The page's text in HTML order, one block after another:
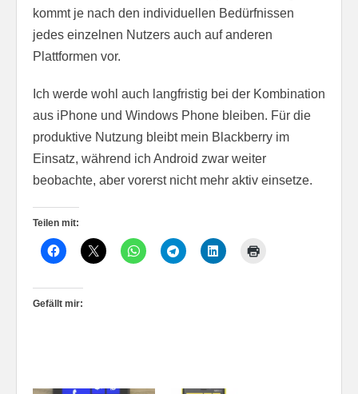
kommt je nach den individuellen Bedürfnissen
jedes einzelnen Nutzers auch auf anderen
Plattformen vor.
Ich werde wohl auch langfristig bei der Kombination
aus iPhone und Windows Phone bleiben. Für die
produktive Nutzung bleibt mein Blackberry im
Einsatz, während ich Android zwar weiter
beobachte, aber vorerst nicht mehr aktiv einsetze.
Teilen mit:
Gefällt mir: